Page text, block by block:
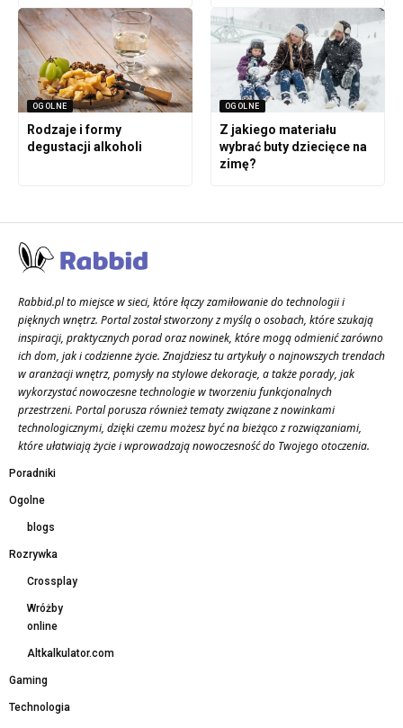
OGOLNE
Rodzaje i formy
degustacji alkoholi
OGOLNE
Z jakiego materiału
wybrać buty dziecięce na
zimę?
Rabbid.pl to miejsce w sieci, które łączy zamiłowanie do technologii i
pięknych wnętrz. Portal został stworzony z myślą o osobach, które szukają
inspiracji, praktycznych porad oraz nowinek, które mogą odmienić zarówno
ich dom, jak i codzienne życie. Znajdziesz tu artykuły o najnowszych trendach
w aranżacji wnętrz, pomysły na stylowe dekoracje, a także porady, jak
wykorzystać nowoczesne technologie w tworzeniu funkcjonalnych
przestrzeni. Portal porusza również tematy związane z nowinkami
technologicznymi, dzięki czemu możesz być na bieżąco z rozwiązaniami,
które ułatwiają życie i wprowadzają nowoczesność do Twojego otoczenia.
Poradniki
Ogolne
blogs
Rozrywka
Crossplay
Wróżby
online
Altkalkulator.com
Gaming
Technologia